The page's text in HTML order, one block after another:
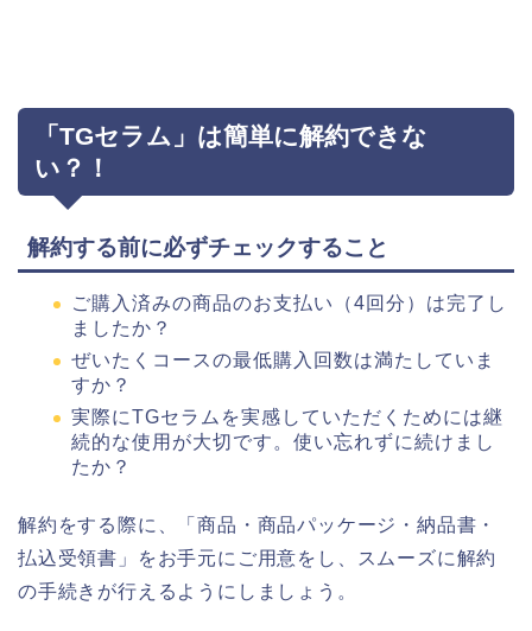
「TGセラム」は簡単に解約できな
い？！
解約する前に必ずチェックすること
ご購入済みの商品のお支払い（4回分）は完了し
ましたか？
ぜいたくコースの最低購入回数は満たしていま
すか？
実際にTGセラムを実感していただくためには継
続的な使用が大切です。使い忘れずに続けまし
たか？
解約をする際に、「商品・商品パッケージ・納品書・
払込受領書」をお手元にご用意をし、スムーズに解約
の手続きが行えるようにしましょう。